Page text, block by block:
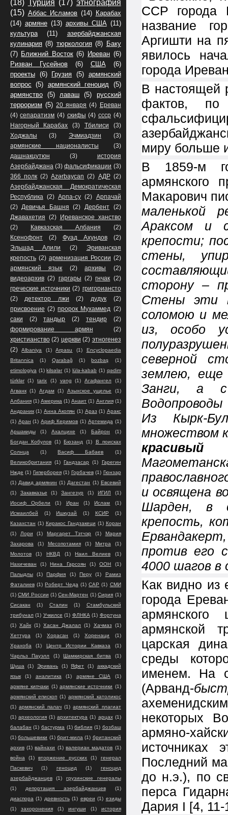
ССР города
название
Аргишти на
явилось
города
В настоящей
фактов,
миру больше
В 1859-м
армянского
Макарович
маленькой
Араксом и
крепости;
стены,
сторону –
Стены эти
соломою и
из, особо
северной
землею, еще
Занги, а с
Из Кырк-
множеством
красивый
и освящена
Шарден, в
крепость,
против его
4000 шагов в
Как видно из
города
армянской
царская
среды
именем. На
(Арванд-
некоторых
армяно-
источниках
Последний
до н.э.), по
перса
Дария I [4, 11-
(18) Турция (17) этнография
(15) Аббас Исламов (14)
Карабах
(14) армяне (13) архивы США (11)
культура
(11)
азербайджанская
кулинария (8) тюркология (8) Баку
(7) Ближний Восток (6) Иреван (6)
Ризван Гусейнов
(6) США
(6)
проекты
(6) Грузия (5)
армянский
вопрос
(5) армянский геноцид
(5)
армянство
(5) лаваш (5)
русский
терроризм (5) 20 января (4) Ереван
(4) сепаратизм (4) скифы (4) ссср (4)
Нагорный Карабах
(3) Тбилиси
(3)
Ходжалы
(3) Эчмиадзин
(3)
армянские националисты
(3)
дашнакцутюн
(3)
история
Азербайджана (3) фальсификации (3)
366 полк (2) Azərbaycan (2) АДР (2)
Азербайджанская Демократическая
Республика
(2) Арпа-су (2)
Арпачай
(2)
Девичья Башня (2) Дербент
(2)
Джавахетия
(2)
Иреванское ханство
(2)
Кавказская Албания
(2)
Ксенофонт
(2) Фуад Ахундов
(2)
Эльшад Алили
(2)
Эриванская
крепость (2) арменизация России (2)
армянский язык
(2) архивы
(2)
видеоархив (2) гаргары (2) гнчак (2)
греческие источники (2) григориансто
(2)
детектор лжи (2) дудук
(2)
присвоение (2) пророк Мухаммед (2)
саки
(2) тандыр (2) тендир
(2)
формирование армян
(2)
христианство (2) церкви (2) этногенез
(2)
Albaniya (1) Arpasu (1)
Encyclopaedia
Britannica
(1) Qarabağ (1) bozbaş
(1)
etimologiya (1) kilsələr (1) lülə-kabab (1) qədim
türklər
(1) tarix (1) vəng (1) Агафангел
(1)
Агванк (1) Агдам (1) Азыхское ущелье
(1)
Албания (1) Америка (1) Анаит (1) Англия (1)
Андраник (1) Анна Акопян (1) Араз (1) Аракс
(1) Аран (1) Ариф Керимов (1) Артемида (1)
Аршакиды
(1) Ахалцихе (1) Байрон
(1)
Богдан Кобулов (1) Бюзанд (1)
В поисках
Солнца
(1) Васиф Бабаев
(1)
Великобритания (1) Гандзасар (1)
Гарегин
Нжде (1) Гиперборея (1) Горбачев (1) Гюнзар
(1) Давид армянин (1) Дагестан (1) Евсевий
(1)
Закавказье (1) Зангезур (1) ИГИЛ
(1)
Иосиф Орбели
(1) Иран (1) Ислам
(1)
Исмаилбей
(1) Ишкузай (1) КСИР
(1)
Казахстан (1) Киракос Гандзакеци (1) Коран
(1)
Лори (1) Маргарет Тэтчэр (1)
Мария
Захарова
(1) Месопотамия (1) Митра
(1)
Молотов
(1) НКВД (1) Наил Велиев
(1)
Нахичеван
(1) Нина Гарсоян (1) ООН
(1)
Палыдлы
(1) Парфия (1) Перу (1)
Рамиз
Фаталиев (1) Роберт Чеда (1) САР (1) СМИ
(1) СМИ России (1) Сен-Мартен (1) Сирия (1)
Сисакан
(1) Сталин (1)
Стамбульский
трибунал (1) Учкилсе (1) ФЛНКА (1) Фортуна
(1) Хайк (1) Хасан Джалал (1) Хачмаз (1)
Хеттура
(1) Хорасан (1) Хоренаци
(1)
Храхоба
(1) Центр Истории Кавказа
(1)
Чарльз Пауэлл
(1) Шамкирская битва
(1)
Шуша
(1) Эривань (1) Яфет (1)
аккадский
язык
(1) аналитика (1) армяне США
(1)
армяне кипчаки (1) армянские источники (1)
армянский епископ (1) армянский католикос
(1) армянский палач (1) армянский плагиат
(1) археология (1) архитектура (1) арцах (1)
балабан (1) бастурма (1) библия (1) бозбаш
(1) большевики (1) брит-мила (1) британский
архив (1) вайнахи (1) валериан мадатов (1)
война
(1) вторжение русских (1)
генерал
Паскевич
(1) геноцид (1)
геноцид
азербайджанцев
(1)
грузинские генералы
(1)
депортация азербайджанцев
(1)
диаспора (1) древность (1) евреи (1) езиды
(1)
захоронения (1) ингуши (1)
история